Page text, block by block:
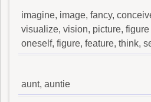
imagine, image, fancy,
visualize, vision, picture,
oneself, figure, feature, think,
aunt, auntie